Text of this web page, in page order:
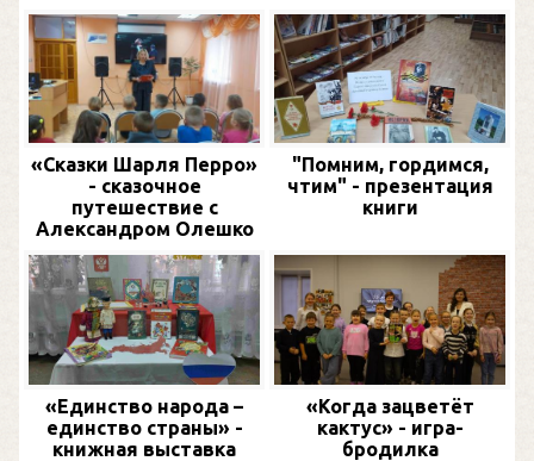
«Сказки Шарля Перро»
- сказочное
путешествие с
Александром Олешко
"Помним, гордимся,
чтим" - презентация
книги
«Единство народа –
единство страны» -
книжная выставка
«Когда зацветёт
кактус» - игра-
бродилка